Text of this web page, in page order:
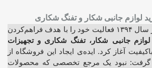
لوازم جانبی شکار و تفنگ شکاری
از سال ۱۳۹۴ فعالیت خود را با هدف فراهم‌کردن
لوازم جانبی شکار، تفنگ شکاری و تجهیزات
آغاز کرد. ایده‌ی ایجاد این فروشگاه از
گرفت: نبود یک مرجع تخصصی که محصولات